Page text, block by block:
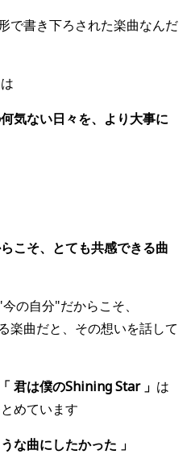
で書き下ろされた楽曲なんだ
気ない日々を、より大事に
こそ、とても共感できる曲
の自分"だからこそ、
楽曲だと、その想いを話して
「 君は僕のShining Star 」 は
めています
な曲にしたかった 」